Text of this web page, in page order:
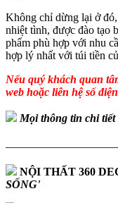
Không chỉ dừng lại ở
nhiệt tình, được đào tạo
phẩm phù hợp với nhu
hợp lý nhất với túi tiền
Nếu quý khách quan
web hoặc liên hệ số
Mọi thông tin chi
NỘI THẤT 360
SỐNG'